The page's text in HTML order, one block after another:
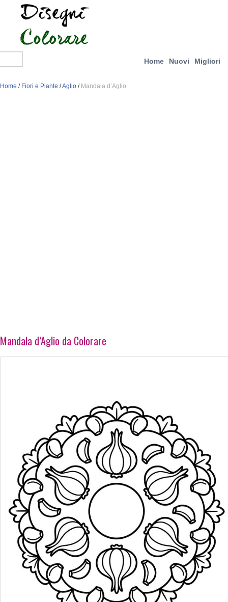
Home Nuovi Migliori
Home / Fiori e Piante /Aglio / Mandala d’Aglio
Mandala d’Aglio da Colorare